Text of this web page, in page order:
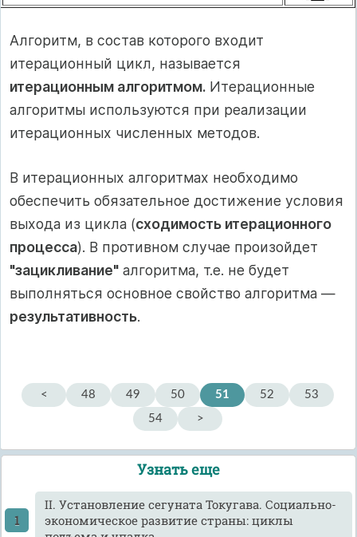
Алгоритм, в состав которого входит
итерационный цикл, называется
итеpационным алгоpитмом. Итерационные
алгоритмы используются при реализации
итерационных численных методов.
В итерационных алгоритмах необходимо
обеспечить обязательное достижение условия
выхода из цикла (сходимость итерационного
процесса). В противном случае произойдет
"зацикливание" алгоритма, т.е. не будет
выполняться основное свойство алгоритма —
результативность.
< 48 49 50 51 52
53
54
>
Узнать еще
II. Установление сегуната Токугава. Социально-
экономическое развитие страны: циклы